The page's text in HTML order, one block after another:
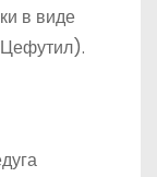
в виде